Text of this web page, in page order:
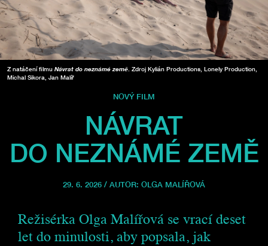
Z natáčení filmu Návrat do neznámé země . Zdroj Kylián Productions, Lonely Production,
Michal Sikora, Jan Malíř
NOVÝ FILM
NÁVRAT
DO NEZNÁMÉ ZEMĚ
29. 6. 2026 / AUTOR: OLGA MALÍŘOVÁ
Režisérka Olga Malířová se vrací deset
let do minulosti, aby popsala, jak